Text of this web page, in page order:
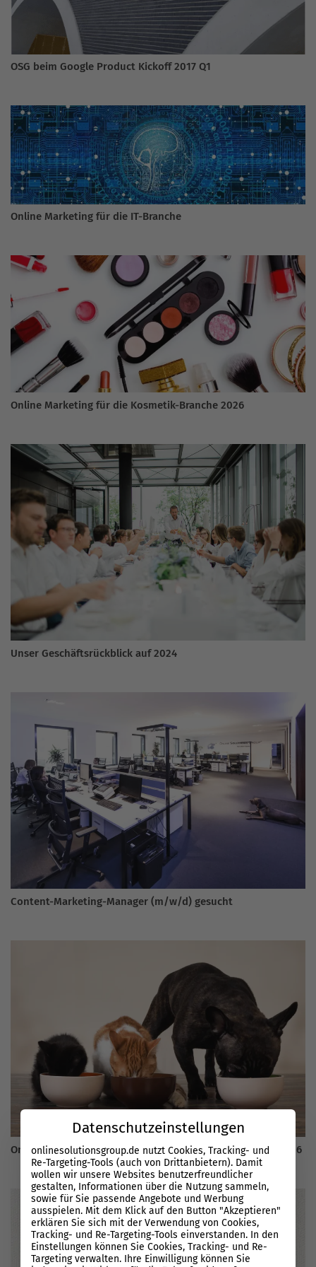
OSG beim Google Product Kickoff 2017 Q1
Online Marketing für die IT-Branche
Online Marketing für die Kosmetik-Branche 2026
Unser Geschäftsrückblick auf 2024
Content-Marketing-Manager (m/w/d) gesucht
Online-Marketing für Tiernahrung: SEO für Tierfutter in 2026
Datenschutzeinstellungen
onlinesolutionsgroup.de nutzt Cookies, Tracking- und
Re-Targeting-Tools (auch von Drittanbietern). Damit
wollen wir unsere Websites benutzerfreundlicher
gestalten, Informationen über die Nutzung sammeln,
sowie für Sie passende Angebote und Werbung
ausspielen. Mit dem Klick auf den Button "Akzeptieren"
erklären Sie sich mit der Verwendung von Cookies,
Tracking- und Re-Targeting-Tools einverstanden. In den
Einstellungen können Sie Cookies, Tracking- und Re-
Targeting verwalten. Ihre Einwilligung können Sie